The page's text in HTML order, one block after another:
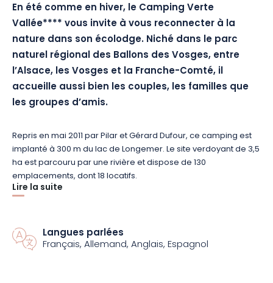
En été comme en hiver, le Camping Verte
Vallée**** vous invite à vous reconnecter à la
nature dans son écolodge. Niché dans le parc
naturel régional des Ballons des Vosges, entre
l’Alsace, les Vosges et la Franche-Comté, il
accueille aussi bien les couples, les familles que
les groupes d’amis.
Repris en mai 2011 par Pilar et Gérard Dufour, ce camping est
implanté à 300 m du lac de Longemer. Le site verdoyant de 3,5
ha est parcouru par une rivière et dispose de 130
emplacements, dont 18 locatifs.
propose son hébergement non moins insolite : l’écolodge. Il
vous assurera le calme, l’intimité et la convivialité.
Lire la suite
Langues parlées
Français, Allemand, Anglais, Espagnol